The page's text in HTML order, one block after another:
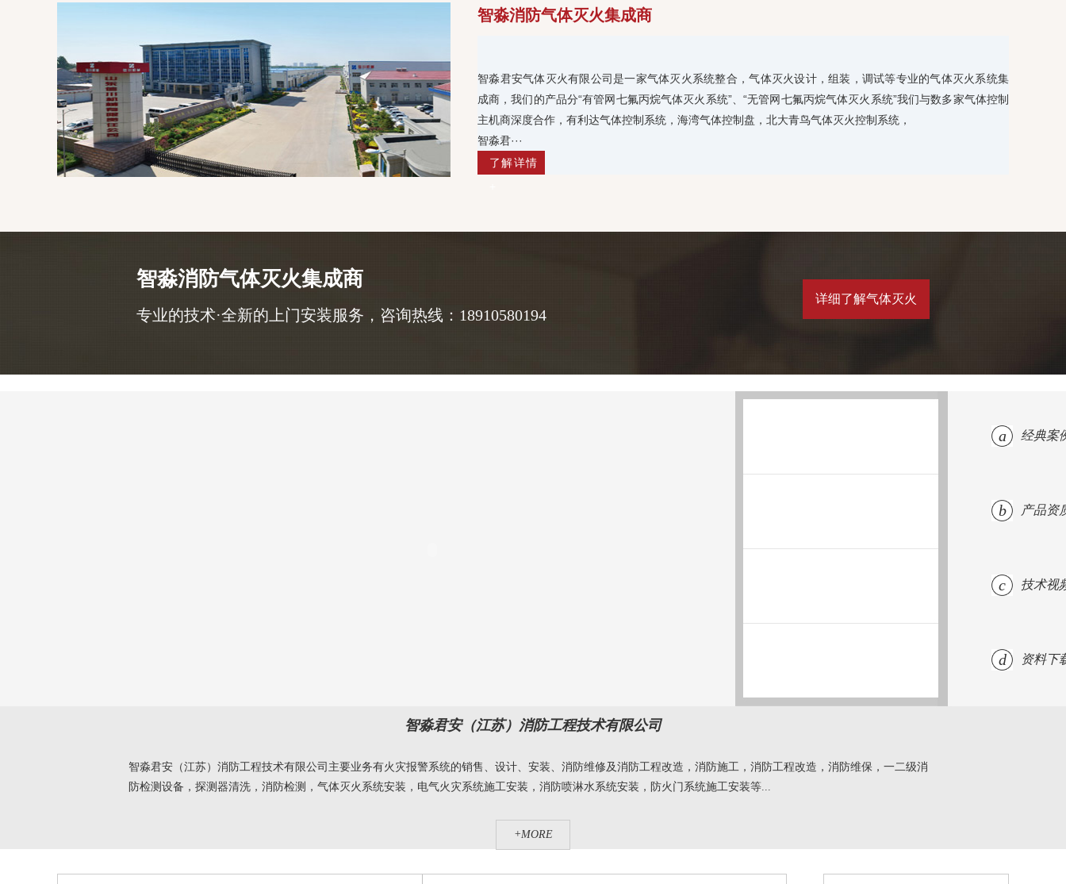
智淼消防气体灭火集成商
智淼君安气体灭火有限公司是一家气体灭火系统整合，气体灭火设计，组装，调试等专业的气体灭火系统集
成商，我们的产品分“有管网七氟丙烷气体灭火系统”、“无管网七氟丙烷气体灭火系统”我们与数多家气体控制
主机商深度合作，有利达气体控制系统，海湾气体控制盘，北大青鸟气体灭火控制系统，
智淼君···
了解详情
智淼消防气体灭火集成商
专业的技术·全新的上门安装服务，咨询热线：18910580194
详细了解气体灭火
a 经典案
b 产品资
c 技术视
d 资料下
智淼君安（江苏）消防工程技术有限公司
智淼君安（江苏）消防工程技术有限公司主要业务有火灾报警系统的销售、设计、安装、消防维修及消防工程改造，消防施工，消防工程改造，消防维保，一二级消
防检测设备，探测器清洗，消防检测，气体灭火系统安装，电气火灾系统施工安装，消防喷淋水系统安装，防火门系统施工安装等...
+MORE